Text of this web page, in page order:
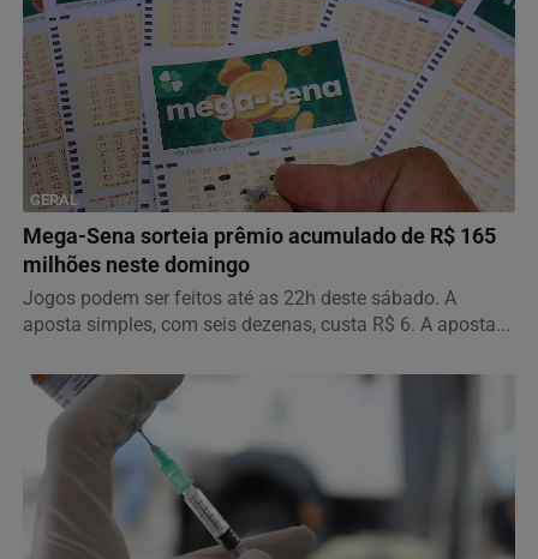
GERAL
Mega-Sena sorteia prêmio acumulado de R$ 165
milhões neste domingo
Jogos podem ser feitos até as 22h deste sábado. A
aposta simples, com seis dezenas, custa R$ 6. A aposta...